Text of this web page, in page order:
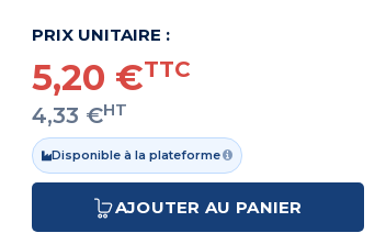
PRIX UNITAIRE :
5,20 €TTC
4,33 €HT
Disponible à la plateforme
AJOUTER AU PANIER